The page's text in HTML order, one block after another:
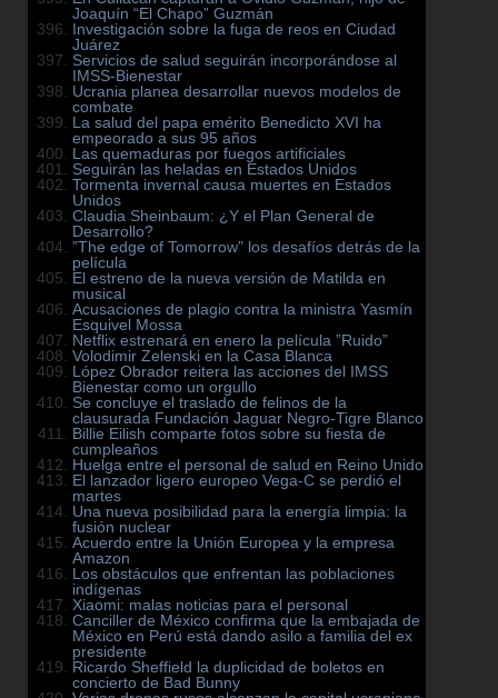
Joaquín “El Chapo” Guzmán
Investigación sobre la fuga de reos en Ciudad
Juárez
Servicios de salud seguirán incorporándose al
IMSS-Bienestar
Ucrania planea desarrollar nuevos modelos de
combate
La salud del papa emérito Benedicto XVI ha
empeorado a sus 95 años
Las quemaduras por fuegos artificiales
Seguirán las heladas en Estados Unidos
Tormenta invernal causa muertes en Estados
Unidos
Claudia Sheinbaum: ¿Y el Plan General de
Desarrollo?
”The edge of Tomorrow” los desafíos detrás de la
película
El estreno de la nueva versión de Matilda en
musical
Acusaciones de plagio contra la ministra Yasmín
Esquivel Mossa
Netflix estrenará en enero la película ”Ruido”
Volodimir Zelenski en la Casa Blanca
López Obrador reitera las acciones del IMSS
Bienestar como un orgullo
Se concluye el traslado de felinos de la
clausurada Fundación Jaguar Negro-Tigre Blanco
Billie Eilish comparte fotos sobre su fiesta de
cumpleaños
Huelga entre el personal de salud en Reino Unido
El lanzador ligero europeo Vega-C se perdió el
martes
Una nueva posibilidad para la energía limpia: la
fusión nuclear
Acuerdo entre la Unión Europea y la empresa
Amazon
Los obstáculos que enfrentan las poblaciones
indígenas
Xiaomi: malas noticias para el personal
Canciller de México confirma que la embajada de
México en Perú está dando asilo a familia del ex
presidente
Ricardo Sheffield la duplicidad de boletos en
concierto de Bad Bunny